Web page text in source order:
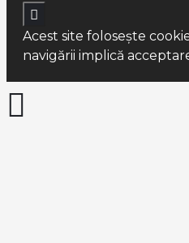
Acest site foloseşte
navigării implică